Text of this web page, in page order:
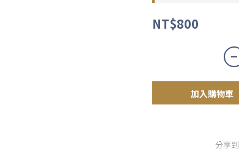
NT$800
加入購物車
分享到